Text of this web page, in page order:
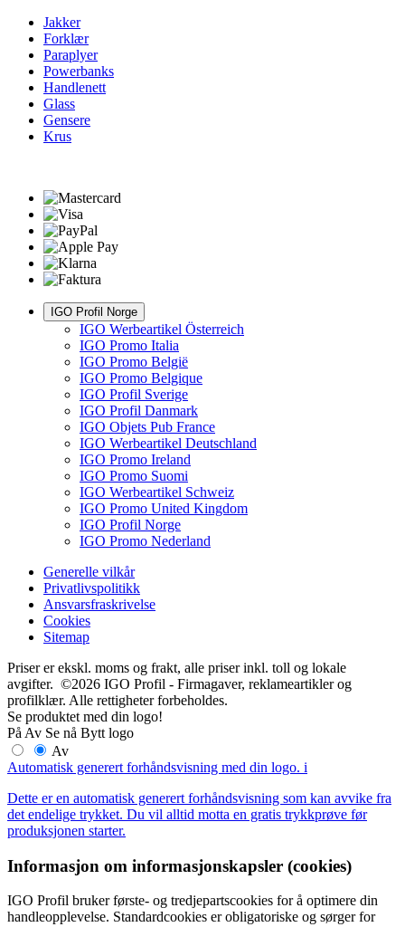
Jakker
Forklær
Paraplyer
Powerbanks
Handlenett
Glass
Gensere
Krus
IGO Profil Norge
IGO Werbeartikel Österreich
IGO Promo Italia
IGO Promo België
IGO Promo Belgique
IGO Profil Sverige
IGO Profil Danmark
IGO Objets Pub France
IGO Werbeartikel Deutschland
IGO Promo Ireland
IGO Promo Suomi
IGO Werbeartikel Schweiz
IGO Promo United Kingdom
IGO Profil Norge
IGO Promo Nederland
Generelle vilkår
Privatlivspolitikk
Ansvarsfraskrivelse
Cookies
Sitemap
Priser er ekskl. moms og frakt, alle priser inkl. toll og lokale
avgifter. ©2026 IGO Profil - Firmagaver, reklameartikler og
profilklær. Alle rettigheter forbeholdes.
Se produktet med din logo!
På Av Se nå Bytt logo
Av
Automatisk generert forhåndsvisning med din logo. i
Dette er en automatisk generert forhåndsvisning som kan avvike fra
det endelige trykket. Du vil alltid motta en gratis trykkprøve før
produksjonen starter.
Informasjon om informasjonskapsler (cookies)
IGO Profil bruker første- og tredjepartscookies for å optimere din
handleopplevelse. Standardcookies er obligatoriske og sørger for